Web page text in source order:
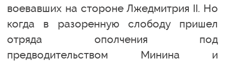
воевавших на стороне Лжедмитрия II. Но
когда в разоренную слободу пришел
отряда ополчения под
предводительством Минина и